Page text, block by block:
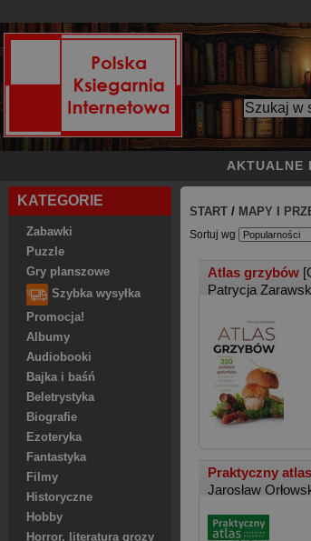
AKTUALNE
KATEGORIE
Zabawki
Puzzle
Gry planszowe
Szybka wysyłka
Promocja!
Albumy
Audiobooki
Bajka i baśń
Beletrystyka
Biografie
Ezoteryka
Fantastyka
Filmy
Historyczne
Hobby
Horror, literatura grozy
START / MAPY I
Sortuj wg
Atlas grzybów
Patrycja
Praktyczny
Jarosław